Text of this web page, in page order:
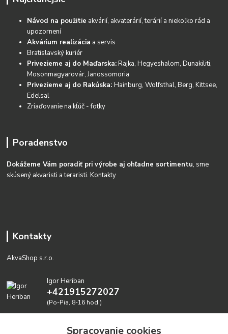
Návod na použitie akvárií, akvaterárií, terárií a niekoľko rád a
upozornení
Akvárium realizácia a servis
Bratislavský kuriér
Privezieme aj do Maďarska:Rajka, Hegyeshalom, Dunakiliti,
Mosonmagyarovár, Janossomoria
Privezieme aj do Rakúska:Hainburg, Wolfsthal, Berg, Kittsee,
Edelsal
Zriaďovanie na kĺúč - fotky
Poradenstvo
Dokážeme Vám poradiť pri výrobe aj ohľadne sortimentu, sme
skúsený akvaristi a teraristi.Kontakty
Kontakty
AkvaShop s.r.o.
Igor Heriban
+421915272027
(Po-Pia, 8-16 hod.)
Spracovanie cookies